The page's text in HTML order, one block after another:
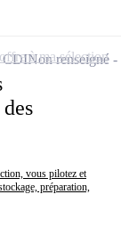
vous pilotez et
préparation,
CDINon renseigné
à ma sélection